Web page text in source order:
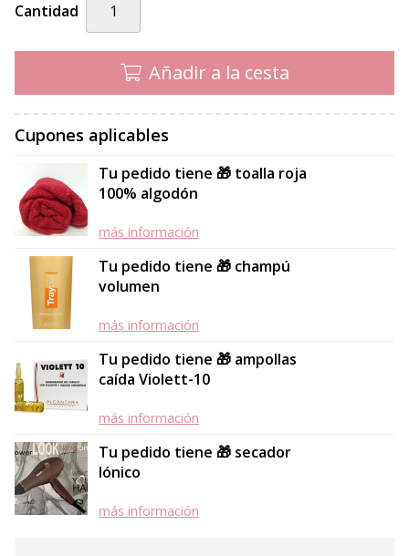
Cantidad
Añadir a la cesta
Cupones aplicables
Tu pedido tiene 🎁 toalla roja
100% algodón
más información
Tu pedido tiene 🎁 champú
volumen
más información
Tu pedido tiene 🎁 ampollas
caída Violett-10
más información
Tu pedido tiene 🎁 secador
Iónico
más información